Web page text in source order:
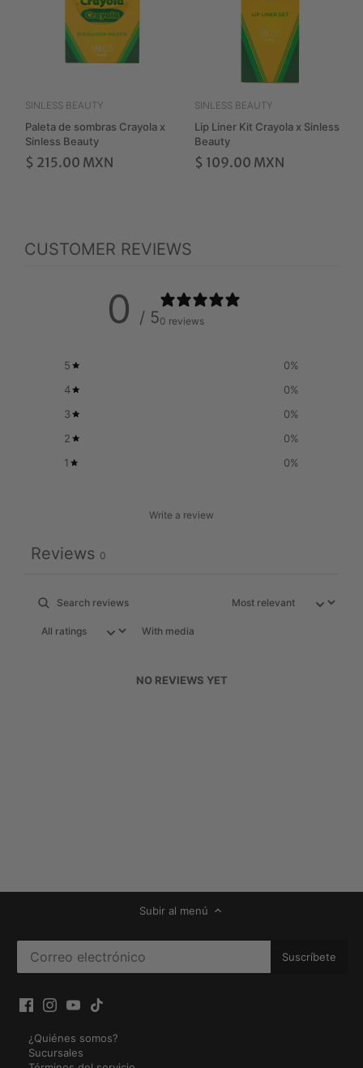
SINLESS BEAUTY
Paleta de sombras Crayola x
Sinless Beauty
$ 215.00 MXN
SINLESS BEAUTY
Lip Liner Kit Crayola x Sinless
Beauty
$ 109.00 MXN
CUSTOMER REVIEWS
0 / 50 reviews
5 0%
4
0%
3
0%
2
0%
1
0%
Write a review
Reviews 0
With media
NO REVIEWS YET
Subir al menú
¿Quiénes somos?
Sucursales